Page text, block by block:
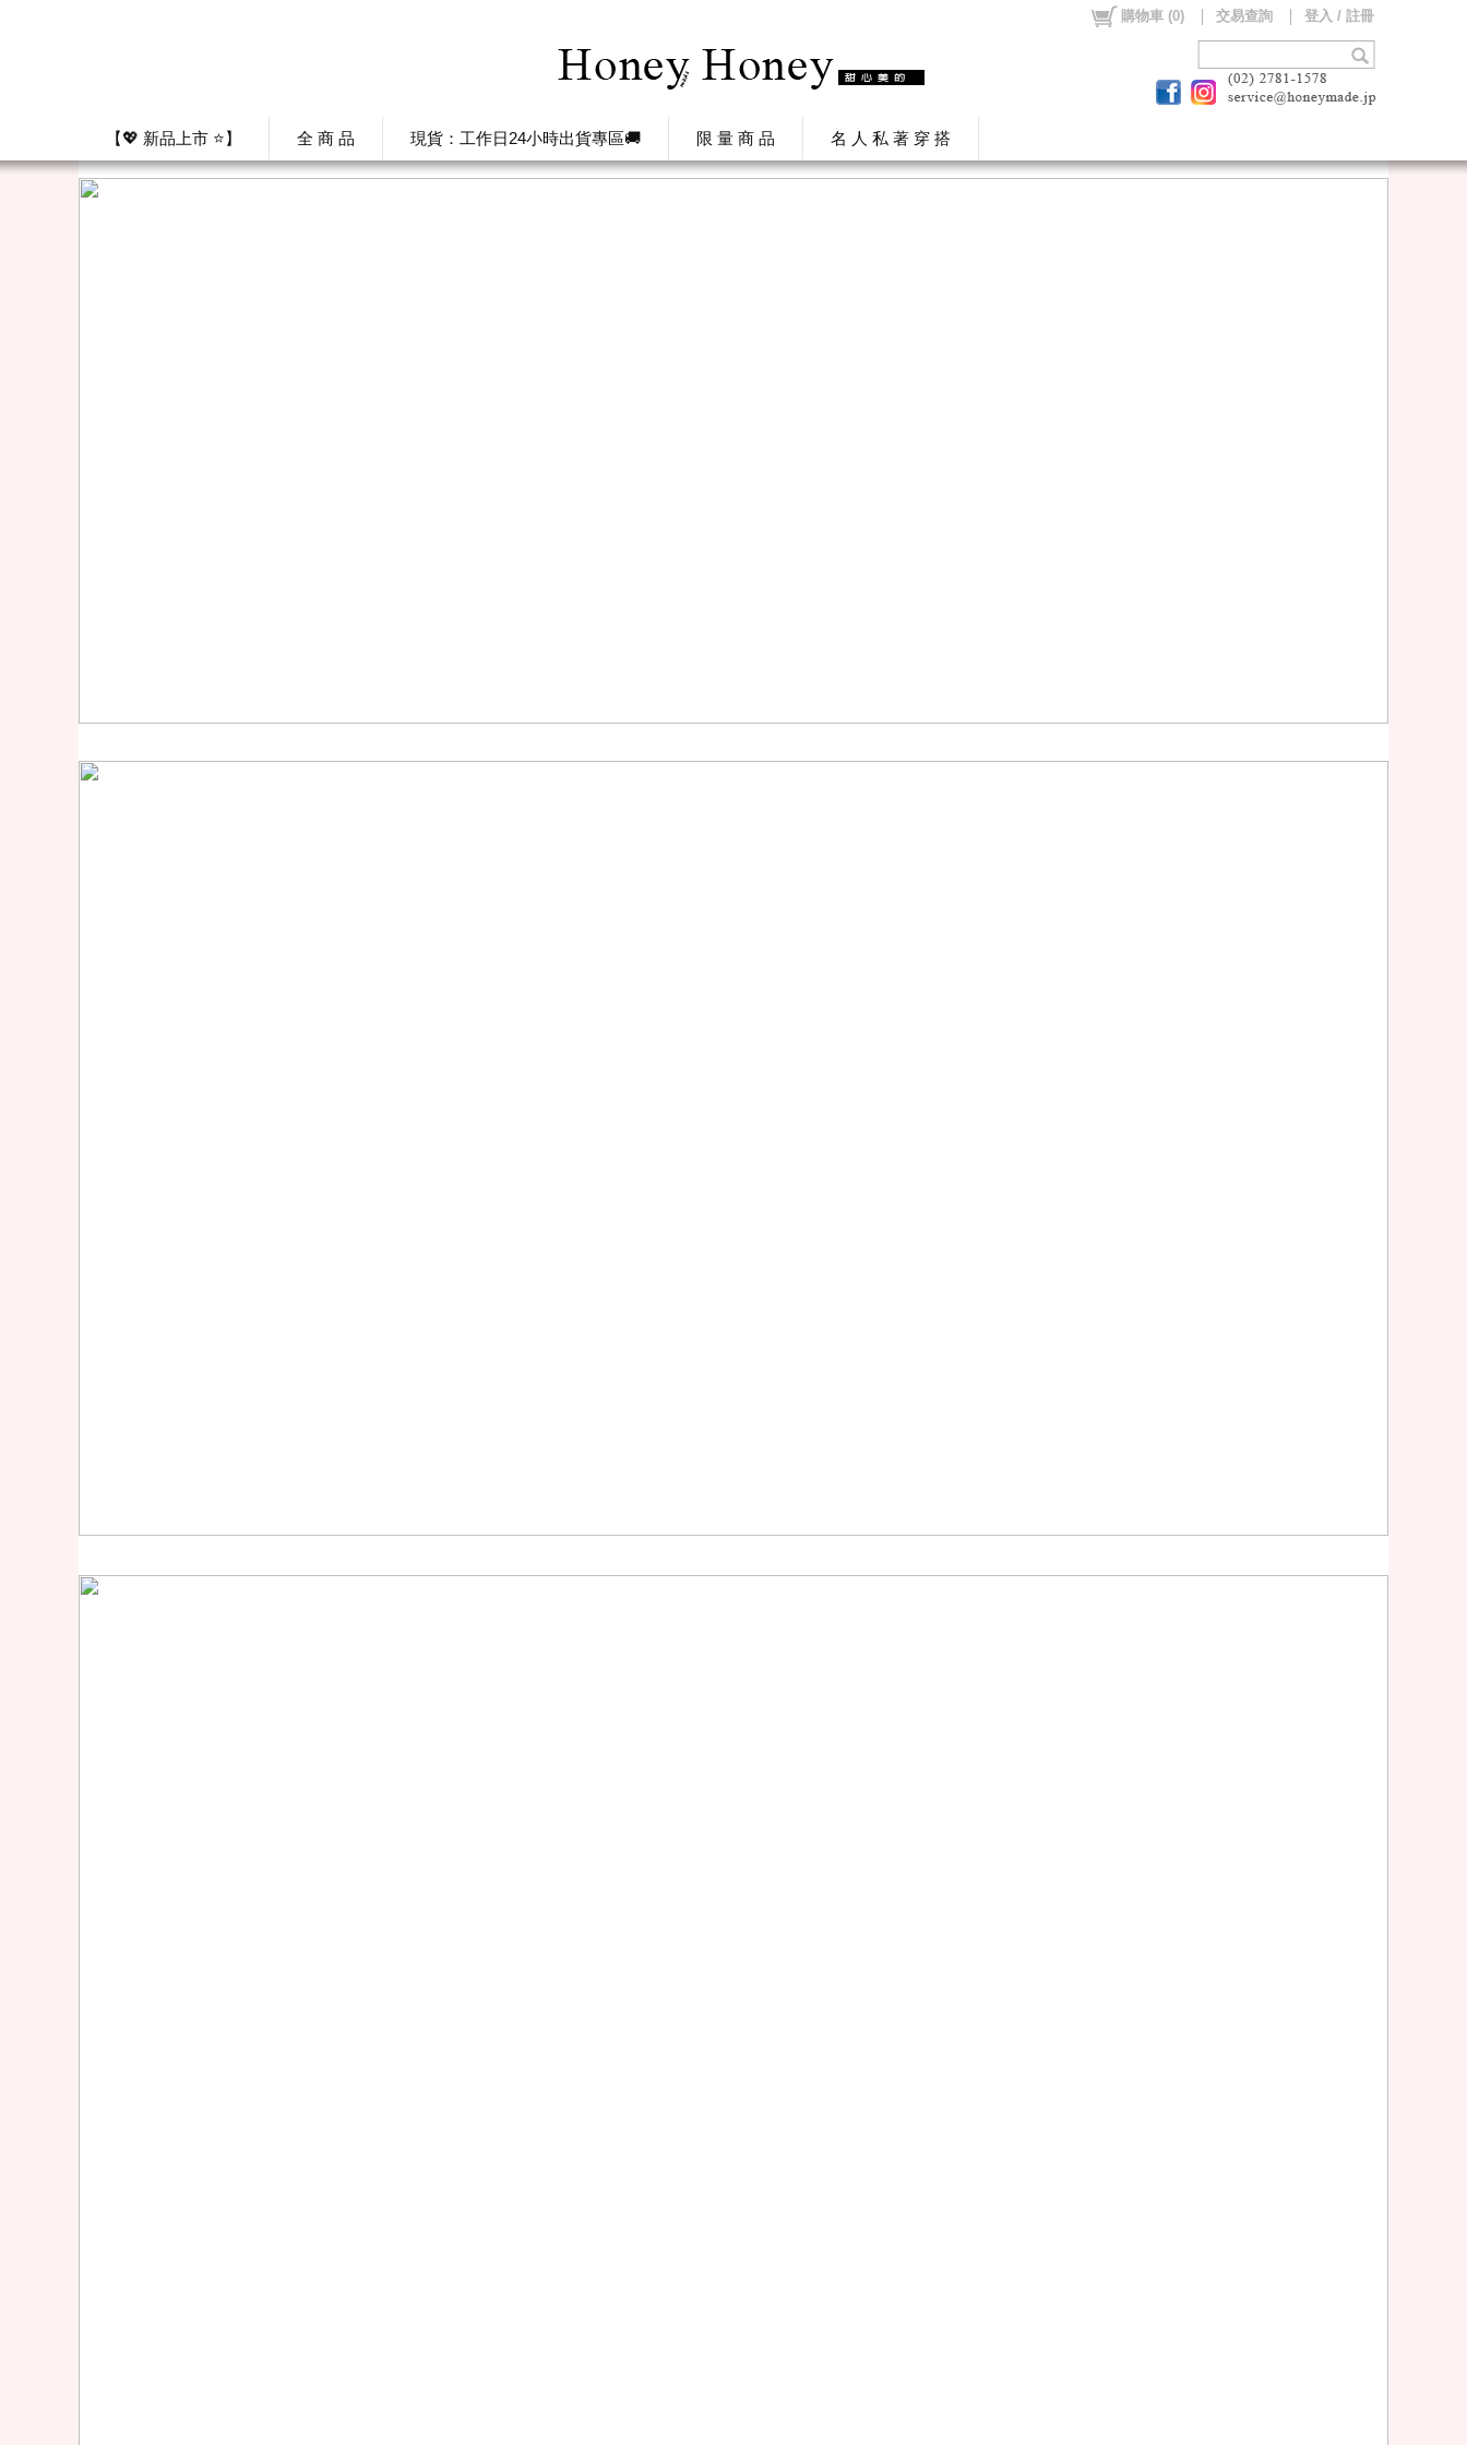
【💖 新品上市 ⭐】 全 商 品 現貨：工作日24小時出貨專區🚚 限 量 商 品 名 人 私 著 穿 搭
購物車 (0) 交易查詢 登入 / 註冊